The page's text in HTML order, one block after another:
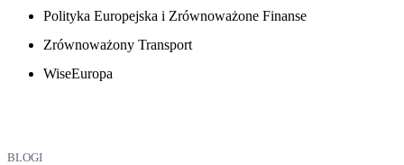
Polityka Europejska i Zrównoważone Finanse
Zrównoważony Transport
WiseEuropa
BLOGI